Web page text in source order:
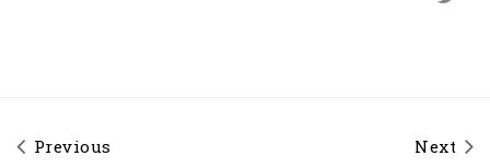
Previous Next